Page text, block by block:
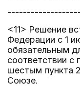
<11> Решение
Федерации с 1
обязательным
соответствии с
шестым пункта
Союзе.